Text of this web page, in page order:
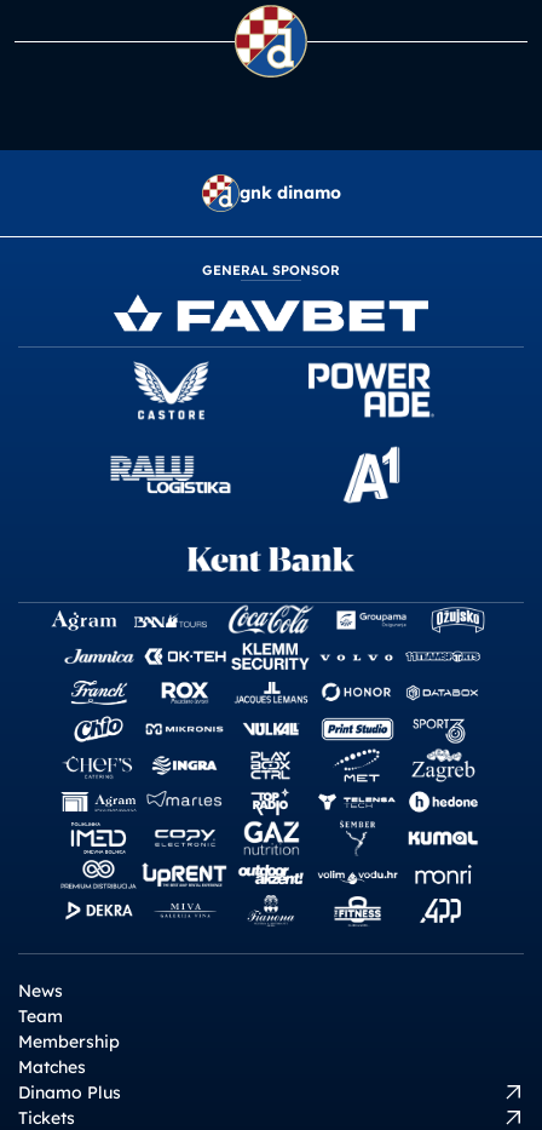
gnk dinamo
GENERAL SPONSOR
News
Team
Membership
Matches
Dinamo Plus
Tickets